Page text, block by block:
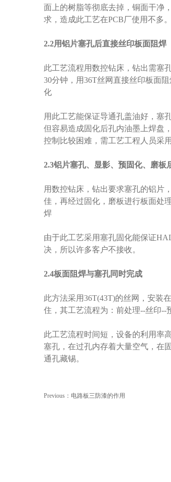
面上的树脂等彻底去掉，铜面干净
求，造成此工艺在PCB厂使用不多。
2.2用铝片塞孔后直接丝印板面阻焊
此工艺流程用数控钻床，钻出需塞
30分钟，用36T丝网直接丝印板
化
用此工艺能保证导通孔盖油好，塞
但容易造成固化后孔内油墨上焊盘
控制比较困难，需工艺工程人员采
2.3铝片塞孔、显影、预固化、磨板
用数控钻床，钻出要求塞孔的铝片
佳，再经过固化，磨板进行板面
焊
由于此工艺采用塞孔固化能保证
决，所以许多客户不接收。
2.4板面阻焊与塞孔同时完成
此方法采用36T(43T)的丝网，安装
住，其工艺流程为：前处理--丝印--
此工艺流程时间短，设备的利用率
塞孔，在过孔内存着大量空气，在
通孔藏锡。
Previous： 电路板三防漆的作用